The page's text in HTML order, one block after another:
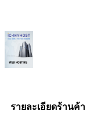
รายละเอียดร้านค้า